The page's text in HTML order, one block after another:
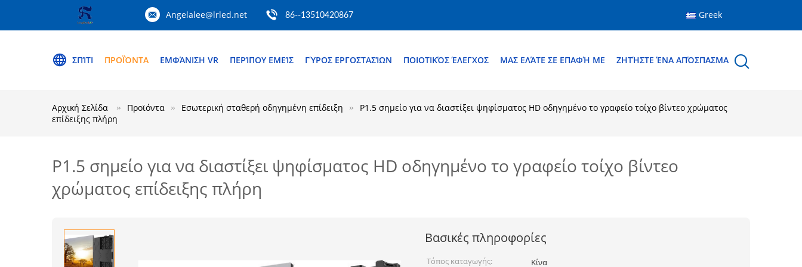
Angelalee@lrled.net 86--13510420867 Greek
ΣΠΊΤΙ ΠΡΟΪΌΝΤΑ ΕΜΦΆΝΙΣΗ VR ΠΕΡΊΠΟΥ ΕΜΕΊΣ ΓΎΡΟΣ ΕΡΓΟΣΤΑΣΊΩΝ ΠΟΙΟΤΙΚΌΣ ΈΛΕΓΧΟΣ ΜΑΣ ΕΛΆΤΕ ΣΕ ΕΠΑΦΉ ΜΕ ΖΗΤΉΣΤΕ ΈΝΑ ΑΠΌΣΠΑΣΜΑ
Αρχική Σελίδα Προϊόντα Εσωτερική σταθερή οδηγημένη επίδειξη
P1.5 σημείο για να διαστίξει ψηφίσματος HD οδηγημένο το γραφείο τοίχο βίντεο χρώματος
επίδειξης πλήρη
P1.5 σημείο για να διαστίξει ψηφίσματος HD οδηγημένο το γραφείο τοίχο βίντεο
χρώματος επίδειξης πλήρη
Βασικές πληροφορίες
Τόπος καταγωγής:
Κίνα